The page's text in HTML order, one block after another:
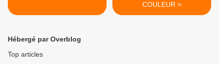
COULEUR >
Hébergé par Overblog
Top articles